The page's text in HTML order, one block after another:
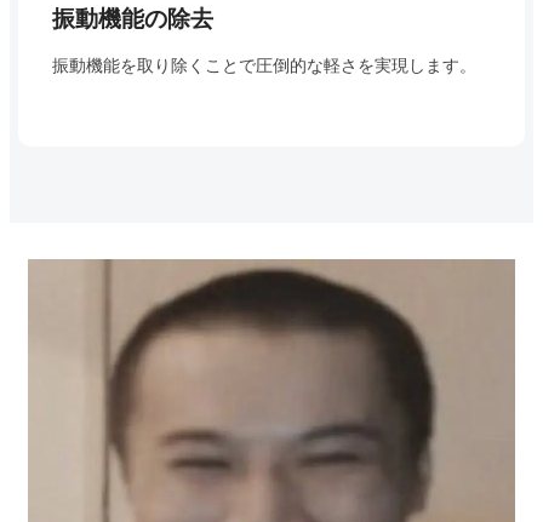
振動機能の除去
振動機能を取り除くことで圧倒的な軽さを実現します。